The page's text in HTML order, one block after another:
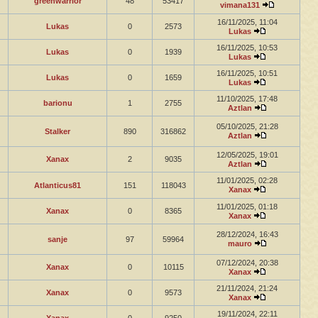
vimana131
Lukas 0 2573
16/11/2025, 11:04
Lukas
Lukas 0 1939
16/11/2025, 10:53
Lukas
Lukas 0 1659
16/11/2025, 10:51
Lukas
barionu 1 2755
11/10/2025, 17:48
Aztlan
Stalker 890 316862
05/10/2025, 21:28
Aztlan
Xanax 2 9035
12/05/2025, 19:01
Aztlan
Atlanticus81 151 118043
11/01/2025, 02:28
Xanax
Xanax 0 8365
11/01/2025, 01:18
Xanax
sanje 97 59964
28/12/2024, 16:43
mauro
Xanax 0 10115
07/12/2024, 20:38
Xanax
Xanax 0 9573
21/11/2024, 21:24
Xanax
19/11/2024, 22:11